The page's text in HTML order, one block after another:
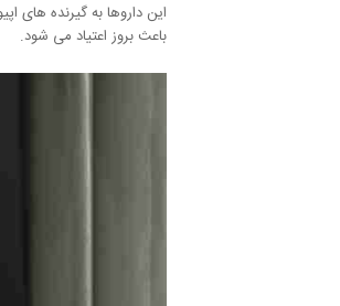
این داروها به گیرنده های
باعث بروز اعتیاد می شود.